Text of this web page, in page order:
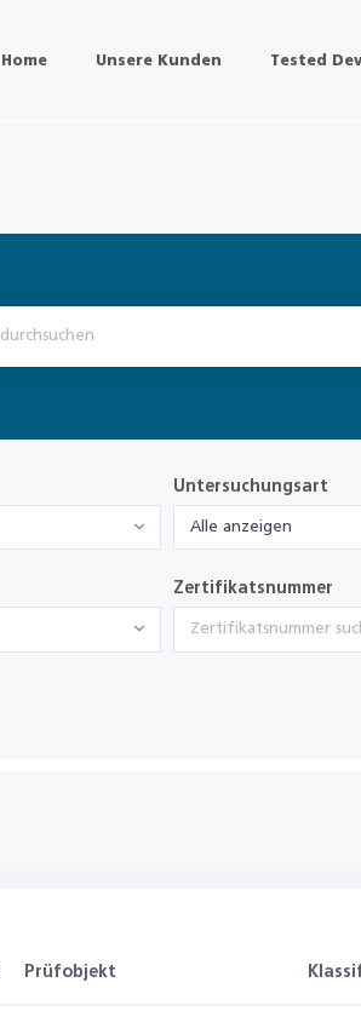
Home Unsere Kunden Tested
Untersuchungsart
Alle anzeigen
Zertifikatsnummer
Prüfobjekt